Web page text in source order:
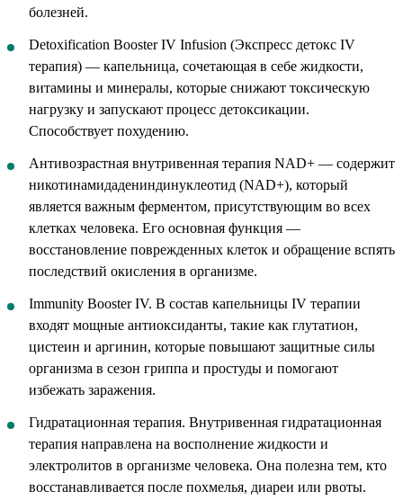
болезней.
Detoxification Booster IV Infusion (Экспресс детокс IV
терапия) — капельница, сочетающая в себе жидкости,
витамины и минералы, которые снижают токсическую
нагрузку и запускают процесс детоксикации.
Способствует похудению.
Антивозрастная внутривенная терапия NAD+ — содержит
никотинамидадениндинуклеотид (NAD+), который
является важным ферментом, присутствующим во всех
клетках человека. Его основная функция —
восстановление поврежденных клеток и обращение вспять
последствий окисления в организме.
Immunity Booster IV. В состав капельницы IV терапии
входят мощные антиоксиданты, такие как глутатион,
цистеин и аргинин, которые повышают защитные силы
организма в сезон гриппа и простуды и помогают
избежать заражения.
Гидратационная терапия. Внутривенная гидратационная
терапия направлена на восполнение жидкости и
электролитов в организме человека. Она полезна тем, кто
восстанавливается после похмелья, диареи или рвоты.